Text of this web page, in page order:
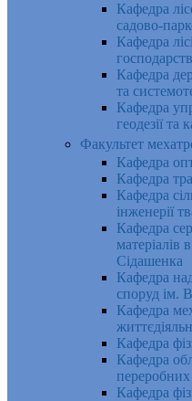
Кафедра
садово-
Кафедра
Кафедра
та
Кафедра
геодезії та
Факультет
Кафедра
Кафедра
Кафедра
інженерії
Кафедра
матеріалів
Сідашенка
Кафедра
споруд ім.
Кафедра
Кафедра
Кафедра
Кафедра